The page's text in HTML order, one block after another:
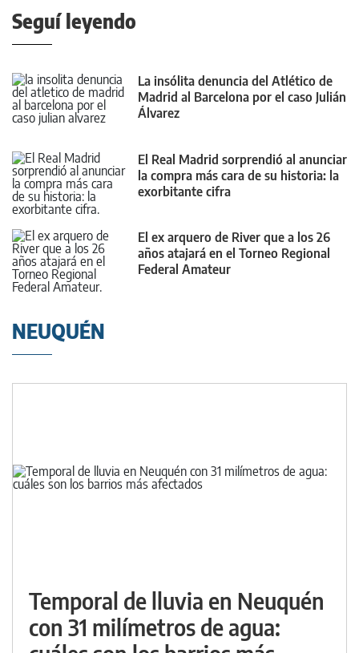
Seguí leyendo
La insólita denuncia del Atlético de
Madrid al Barcelona por el caso Julián
Álvarez
El Real Madrid sorprendió al anunciar
la compra más cara de su historia: la
exorbitante cifra
El ex arquero de River que a los 26
años atajará en el Torneo Regional
Federal Amateur
NEUQUÉN
Temporal de lluvia en Neuquén
con 31 milímetros de agua: